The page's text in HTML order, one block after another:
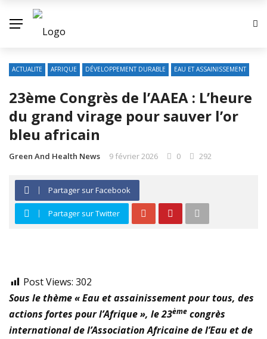
ACTUALITE AFRIQUE DÉVELOPPEMENT DURABLE EAU ET ASSAINISSEMENT
23ème Congrès de l’AAEA : L’heure
du grand virage pour sauver l’or
bleu africain
Green And Health News 9 février 2026 0 292
Partager sur Facebook
Partager sur Twitter
Post Views: 302
Sous le thème « Eau et assainissement pour tous, des
actions fortes pour l’Afrique », le 23ème congrès
international de l’Association Africaine de l’Eau et de